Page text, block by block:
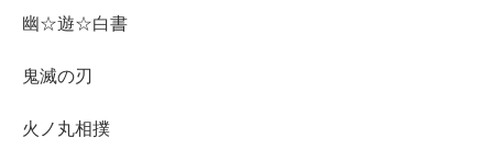
幽☆遊☆白書
鬼滅の刃
火ノ丸相撲